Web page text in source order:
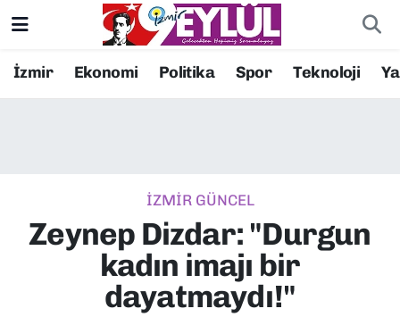
İzmir Ekonomi Politika Spor Teknoloji
İZMİR GÜNCEL
Zeynep Dizdar: "Durgun
kadın imajı bir
dayatmaydı!"
Resmi İlanlar
EKONOMİ
KÜLTÜR SANAT
Konak Nöbetçi Eczaneler
Süper Lig Puan Durumu ve Fikstür
Tüm Manşetler
Son Dakika Haberleri